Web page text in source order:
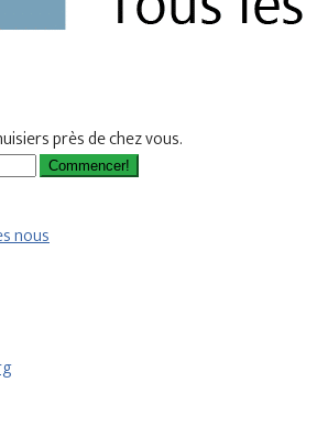
près de chez vous.
Commencer!
nous